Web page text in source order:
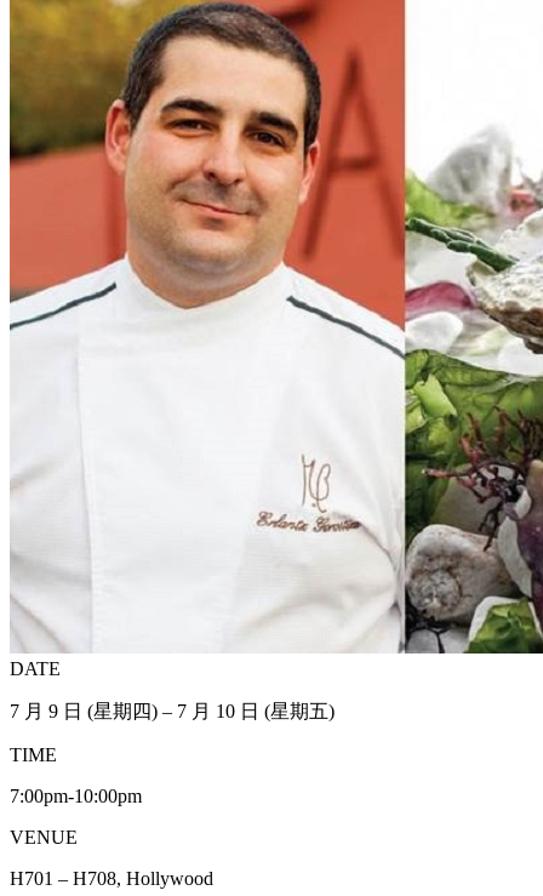
DATE
7 月 9 日 (星期四) – 7 月 10 日 (星期五)
TIME
7:00pm-10:00pm
VENUE
H701 – H708, Hollywood